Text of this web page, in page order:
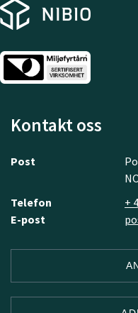
Kontakt oss
Post
Telefon
+
E-post